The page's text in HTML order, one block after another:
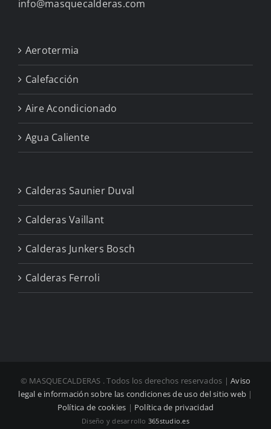
info@masquecalderas.com
Aerotermia
Calefacción
Aire Acondicionado
Agua Caliente
Calderas Saunier Duval
Calderas Vaillant
Calderas Junkers Bosch
Calderas Ferroli
© MASQUECALDERAS . Todos los derechos reservados |Aviso
legal e información sobre las condiciones de uso del sitio web |
Política de cookies | Política de privacidad
Diseño y desarrollo 365studio.es